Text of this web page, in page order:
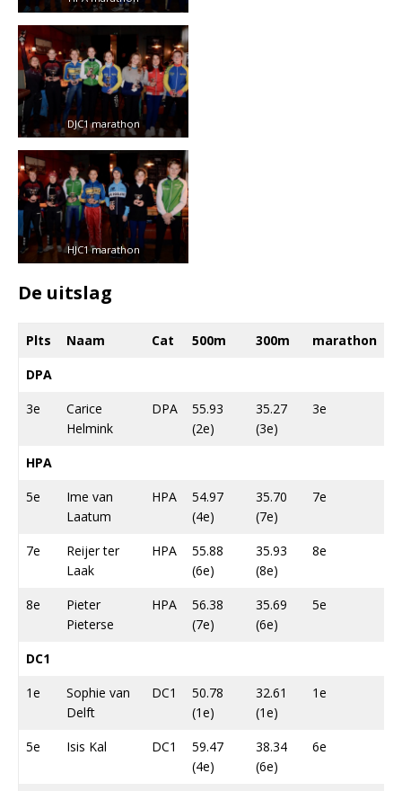
DJC1 marathon
HJC1 marathon
De uitslag
Plts Naam Cat 500m 300m
marathon
DPA
3e
Carice
Helmink
DPA
55.93
(2e)
35.27
(3e)
3e
HPA
5e
Ime van
Laatum
HPA
54.97
(4e)
35.70
(7e)
7e
7e
Reijer ter
Laak
HPA
55.88
(6e)
35.93
(8e)
8e
8e
Pieter
Pieterse
HPA
56.38
(7e)
35.69
(6e)
5e
DC1
1e
Sophie van
Delft
DC1
50.78
(1e)
32.61
(1e)
1e
5e Isis Kal DC1
59.47
(4e)
38.34
(6e)
6e